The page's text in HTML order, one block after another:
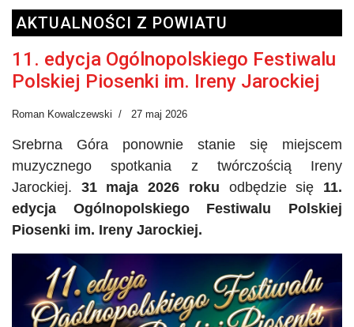
AKTUALNOŚCI Z POWIATU
11. edycja Ogólnopolskiego Festiwalu
Polskiej Piosenki im. Ireny Jarockiej
Roman Kowalczewski 27 maj 2026
Srebrna Góra ponownie stanie się miejscem
muzycznego spotkania z twórczością Ireny
Jarockiej. 31 maja 2026 roku odbędzie się 11.
edycja Ogólnopolskiego Festiwalu Polskiej
Piosenki im. Ireny Jarockiej.